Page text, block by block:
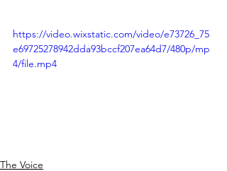
https://video.wixstatic.com/video/e73726_75
e69725278942dda93bccf207ea64d7/480p/mp
4/file.mp4
The Voice